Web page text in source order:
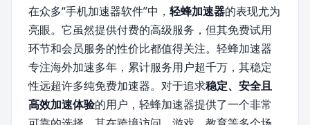
在众多“手机加速器软件”中， 轻蜂加速器的表现尤为
亮眼。它虽然提供付费的高级服务，但其免费试用
环节和会员服务的性价比都值得关注。轻蜂加速器
专注海外加速多年，累计服务用户超千万，其稳定
性远超许多纯免费加速器。对于追求稳定、安全且
高效加速体验的用户，轻蜂加速器提供了一个非常